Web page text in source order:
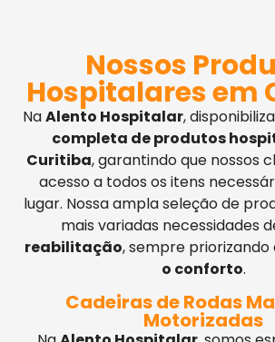
Nossos
Hospitalares em
NaAlento Hospitalar,
completa de produtos
Curitiba, garantindo que nossos
acesso a todos os itens
lugar. Nossa ampla seleção de
mais variadas necessidades
reabilitação, sempre priorizando
o conforto.
Cadeiras de Rodas
Motorizadas